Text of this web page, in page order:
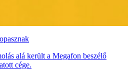
alá került a Megafon beszélő
cége.